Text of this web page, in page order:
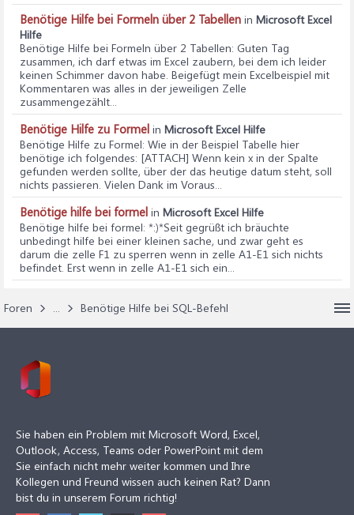
Benötige Hilfe bei Formeln über 2 Tabellen in Microsoft Excel
Hilfe
Benötige Hilfe bei Formeln über 2 Tabellen: Guten Tag
zusammen, ich darf etwas im Excel zaubern, bei dem ich leider
keinen Schimmer davon habe. Beigefügt mein Excelbeispiel mit
Kommentaren was alles in der jeweiligen Zelle
zusammengezählt...
Benötige Hilfe zu Formel in Microsoft Excel Hilfe
Benötige Hilfe zu Formel: Wie in der Beispiel Tabelle hier
benötige ich folgendes: [ATTACH] Wenn kein x in der Spalte
gefunden werden sollte, über der das heutige datum steht, soll
nichts passieren. Vielen Dank im Voraus...
Benötige hilfe bei formel in Microsoft Excel Hilfe
Benötige hilfe bei formel: *:)*Seit gegrüßt ich bräuchte
unbedingt hilfe bei einer kleinen sache, und zwar geht es
darum die zelle F1 zu sperren wenn in zelle A1-E1 sich nichts
befindet. Erst wenn in zelle A1-E1 sich ein...
Foren ... Benötige Hilfe bei SQL-Befehl
Sie haben ein Problem mit Microsoft Word, Excel,
Outlook, Access, Teams oder PowerPoint mit dem
Sie einfach nicht mehr weiter kommen und Ihre
Kollegen und Freund wissen auch keinen Rat? Dann
bist du in unserem Forum richtig!